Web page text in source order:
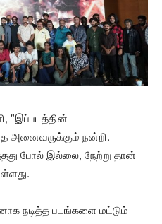
”இப்படத்தின்
அனைவருக்கும் நன்றி.
போல் இல்லை, நேற்று தான்
நடித்த படங்களை மட்டும்